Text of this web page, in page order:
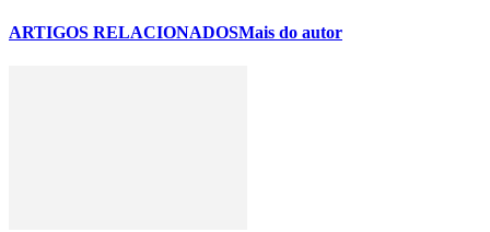
ARTIGOS RELACIONADOSMais do autor